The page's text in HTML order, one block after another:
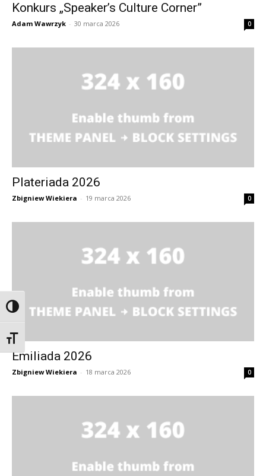
Przełącz wysoki kontrast
Zmień rozmiar czcionek
Konkurs „Speaker’s Culture Corner”
Adam Wawrzyk - 30 marca 2026 0
Plateriada 2026
Zbigniew Wiekiera - 19 marca 2026 0
Emiliada 2026
Zbigniew Wiekiera - 18 marca 2026 0